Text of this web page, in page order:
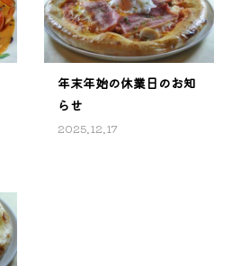
年末年始の休業日のお知
らせ
2025.12.17